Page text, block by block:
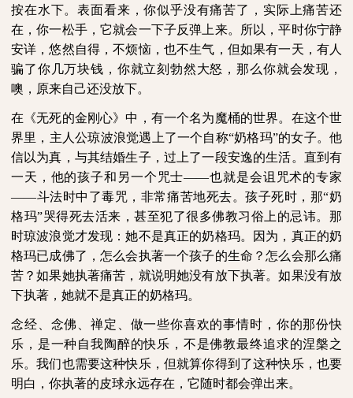
按在水下。表面看来，你似乎没有痛苦了，实际上痛苦还
在，你一松手，它就会一下子反弹上来。所以，平时你宁静
安详，悠然自得，不烦恼，也不生气，但如果有一天，有人
骗了你几万块钱，你就立刻勃然大怒，那么你就会发现，
噢，原来自己还没放下。
在《无死的金刚心》中，有一个名为魔桶的世界。在这个世
界里，主人公琼波浪觉遇上了一个自称“奶格玛”的女子。他
信以为真，与其结婚生子，过上了一段安逸的生活。直到有
一天，他的孩子和另一个咒士——也就是会诅咒术的专家
——斗法时中了毒咒，非常痛苦地死去。孩子死时，那“奶
格玛”哭得死去活来，甚至犯了很多佛教习俗上的忌讳。那
时琼波浪觉才发现：她不是真正的奶格玛。因为，真正的奶
格玛已成佛了，怎么会执著一个孩子的生命？怎么会那么痛
苦？如果她执著痛苦，就说明她没有放下执著。如果没有放
下执著，她就不是真正的奶格玛。
念经、念佛、禅定、做一些你喜欢的事情时，你的那份快
乐，是一种自我陶醉的快乐，不是佛教最终追求的涅槃之
乐。我们也需要这种快乐，但就算你得到了这种快乐，也要
明白，你执著的皮球永远存在，它随时都会弹出来。